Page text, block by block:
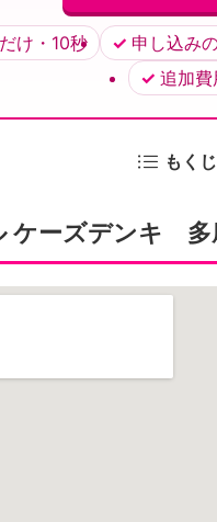
け・10秒 申し込み
追加費
もくじ
ケーズデンキ 多